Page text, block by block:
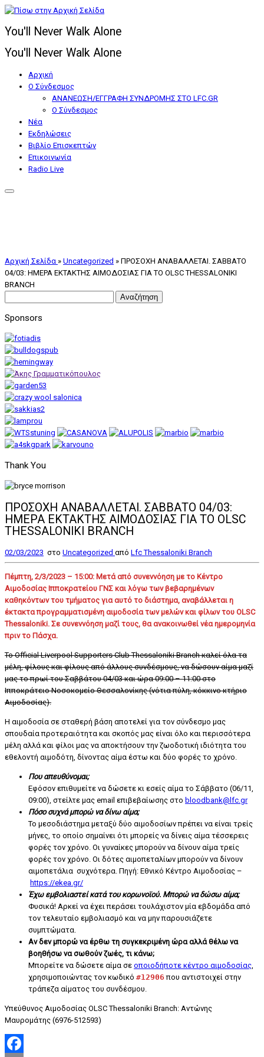
Μετάβαση
περιεχόμενο
You'll Never Walk Alone
You'll Never Walk Alone
Αρχική
Ο Σύνδεσμος
ΑΝΑΝΕΩΣΗ/ΕΓΓΡΑΦΗ ΣΥΝΔΡΟΜΗΣ ΣΤΟ LFC.GR
Ο Σύνδεσμος
Nέα
Εκδηλώσεις
Βιβλίο Επισκεπτών
Επικοινωνία
Radio Live
Αρχική Σελίδα » Uncategorized » ΠΡΟΣΟΧΗ ΑΝΑΒΑΛΛΕΤΑΙ. ΣΑΒΒΑΤΟ
04/03: ΗΜΕΡΑ ΕΚΤΑΚΤΗΣ ΑΙΜΟΔΟΣΙΑΣ ΓΙΑ ΤΟ OLSC THESSALONIKI
BRANCH
Sponsors
Thank You
ΠΡΟΣΟΧΗ ΑΝΑΒΑΛΛΕΤΑΙ. ΣΑΒΒΑΤΟ 04/03:
ΗΜΕΡΑ ΕΚΤΑΚΤΗΣ ΑΙΜΟΔΟΣΙΑΣ ΓΙΑ ΤΟ OLSC
THESSALONIKI BRANCH
02/03/2023 στο Uncategorized από Lfc Thessaloniki Branch
Πέμπτη, 2/3/2023 – 15:00: Μετά από συνεννόηση με το Κέντρο
Αιμοδοσίας Ιπποκρατείου ΓΝΣ και λόγω των βεβαρημένων
καθηκόντων του τμήματος για αυτό το διάστημα, αναβάλλεται η
έκτακτα προγραμματισμένη αιμοδοσία των μελών και φίλων του OLSC
Thessaloniki. Σε συνεννόηση μαζί τους, θα ανακοινωθεί νέα ημερομηνία
πριν το Πάσχα.
Το Official Liverpool Supporters Club Thessaloniki Branch καλεί όλα τα
μέλη, φίλους και φίλους από άλλους συνδέσμους, να δώσουν αίμα μαζί
μας το πρωί του Σαββάτου 04/03 και ώρα 09:00 – 11:00 στο
Ιπποκράτειο Νοσοκομείο Θεσσαλονίκης (νότια πύλη, κόκκινο κτήριο
Αιμοδοσίας).
Η αιμοδοσία σε σταθερή βάση αποτελεί για τον σύνδεσμο μας
σπουδαία προτεραιότητα και σκοπός μας είναι όλο και περισσότερα
μέλη αλλά και φίλοι μας να αποκτήσουν την ζωοδοτική ιδιότητα του
εθελοντή αιμοδότη, δίνοντας αίμα έστω και δύο φορές το χρόνο.
Που απευθύνομαι;
Εφόσον επιθυμείτε να δώσετε κι εσείς αίμα το Σάββατο (06/11,
09:00), στείλτε μας email επιβεβαίωσης στο bloodbank@lfc.gr
Πόσο συχνά μπορώ να δίνω αίμα;
Το μεσοδιάστημα μεταξύ δύο αιμοδοσίων πρέπει να είναι τρείς
μήνες, το οποίο σημαίνει ότι μπορείς να δίνεις αίμα τέσσερεις
φορές τον χρόνο. Οι γυναίκες μπορούν να δίνουν αίμα τρείς
φορές τον χρόνο. Οι δότες αιμοπεταλίων μπορούν να δίνουν
αιμοπετάλια συχνότερα. Πηγή: Εθνικό Κέντρο Αιμοδοσίας –
https://ekea.gr/
Έχω εμβολιαστεί κατά του κορωνοϊού. Μπορώ να δώσω αίμα;
Φυσικά! Αρκεί να έχει περάσει τουλάχιστον μία εβδομάδα από
τον τελευταίο εμβολιασμό και να μην παρουσιάζετε
συμπτώματα.
Αν δεν μπορώ να έρθω τη συγκεκριμένη ώρα αλλά θέλω να
βοηθήσω να σωθούν ζωές, τι κάνω;
Μπορείτε να δώσετε αίμα σε οποιοδήποτε κέντρο αιμοδοσίας,
χρησιμοποιώντας τον κωδικό #12906 που αντιστοιχεί στην
τράπεζα αίματος του συνδέσμου.
Υπεύθυνος Αιμοδοσίας OLSC Thessaloniki Branch: Αντώνης
Μαυρομάτης (6976-512593)